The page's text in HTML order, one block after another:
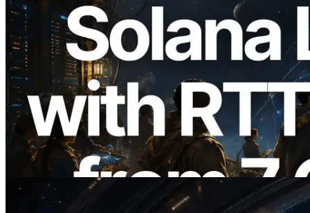
2026.08.05
ERPC Breidt Solana Leader Slot API Uit
met Pingmeting vanuit 7 Wereldwijde
Regio’s — Validators Information API
Ook Gelanceerd